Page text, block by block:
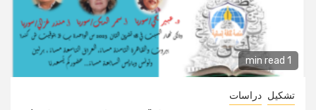
1 min read
تشكيل دراسات